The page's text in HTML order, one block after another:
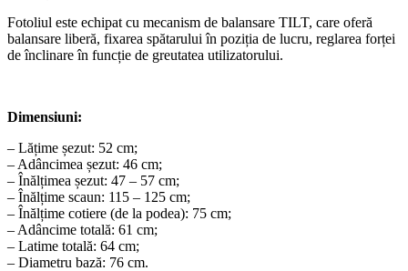
Fotoliul este echipat cu mecanism de balansare TILT, care oferă
balansare liberă, fixarea spătarului în poziția de lucru, reglarea forței
de înclinare în funcție de greutatea utilizatorului.
Dimensiuni:
– Lățime șezut: 52 cm;
– Adâncimea șezut: 46 cm;
– Înălțimea șezut: 47 – 57 cm;
– Înălțime scaun: 115 – 125 cm;
– Înălțime cotiere (de la podea): 75 cm;
– Adâncime totală: 61 cm;
– Latime totală: 64 cm;
– Diametru bază: 76 cm.